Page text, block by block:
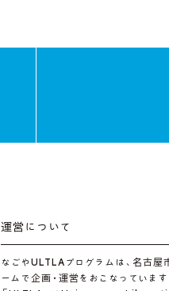
運営について
なごやULTLAプログラムは、名古
ームで企画・運営をおこなっています